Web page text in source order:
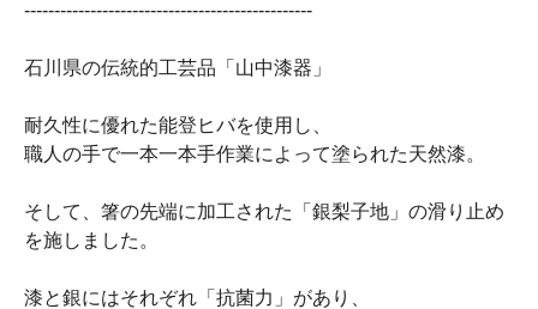
------------------------------------------------
石川県の伝統的工芸品「山中漆器」
耐久性に優れた能登ヒバを使用し、
職人の手で一本一本手作業によって塗られた天然漆。
そして、箸の先端に加工された「銀梨子地」の滑り止め
を施しました。
漆と銀にはそれぞれ「抗菌力」があり、